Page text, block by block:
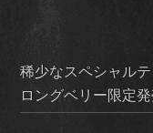
稀少なスペシャル
ロングベリー限定